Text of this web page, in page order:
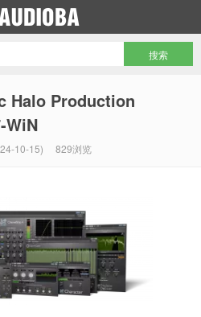
Halo Production
WiN
10-15) 829浏览